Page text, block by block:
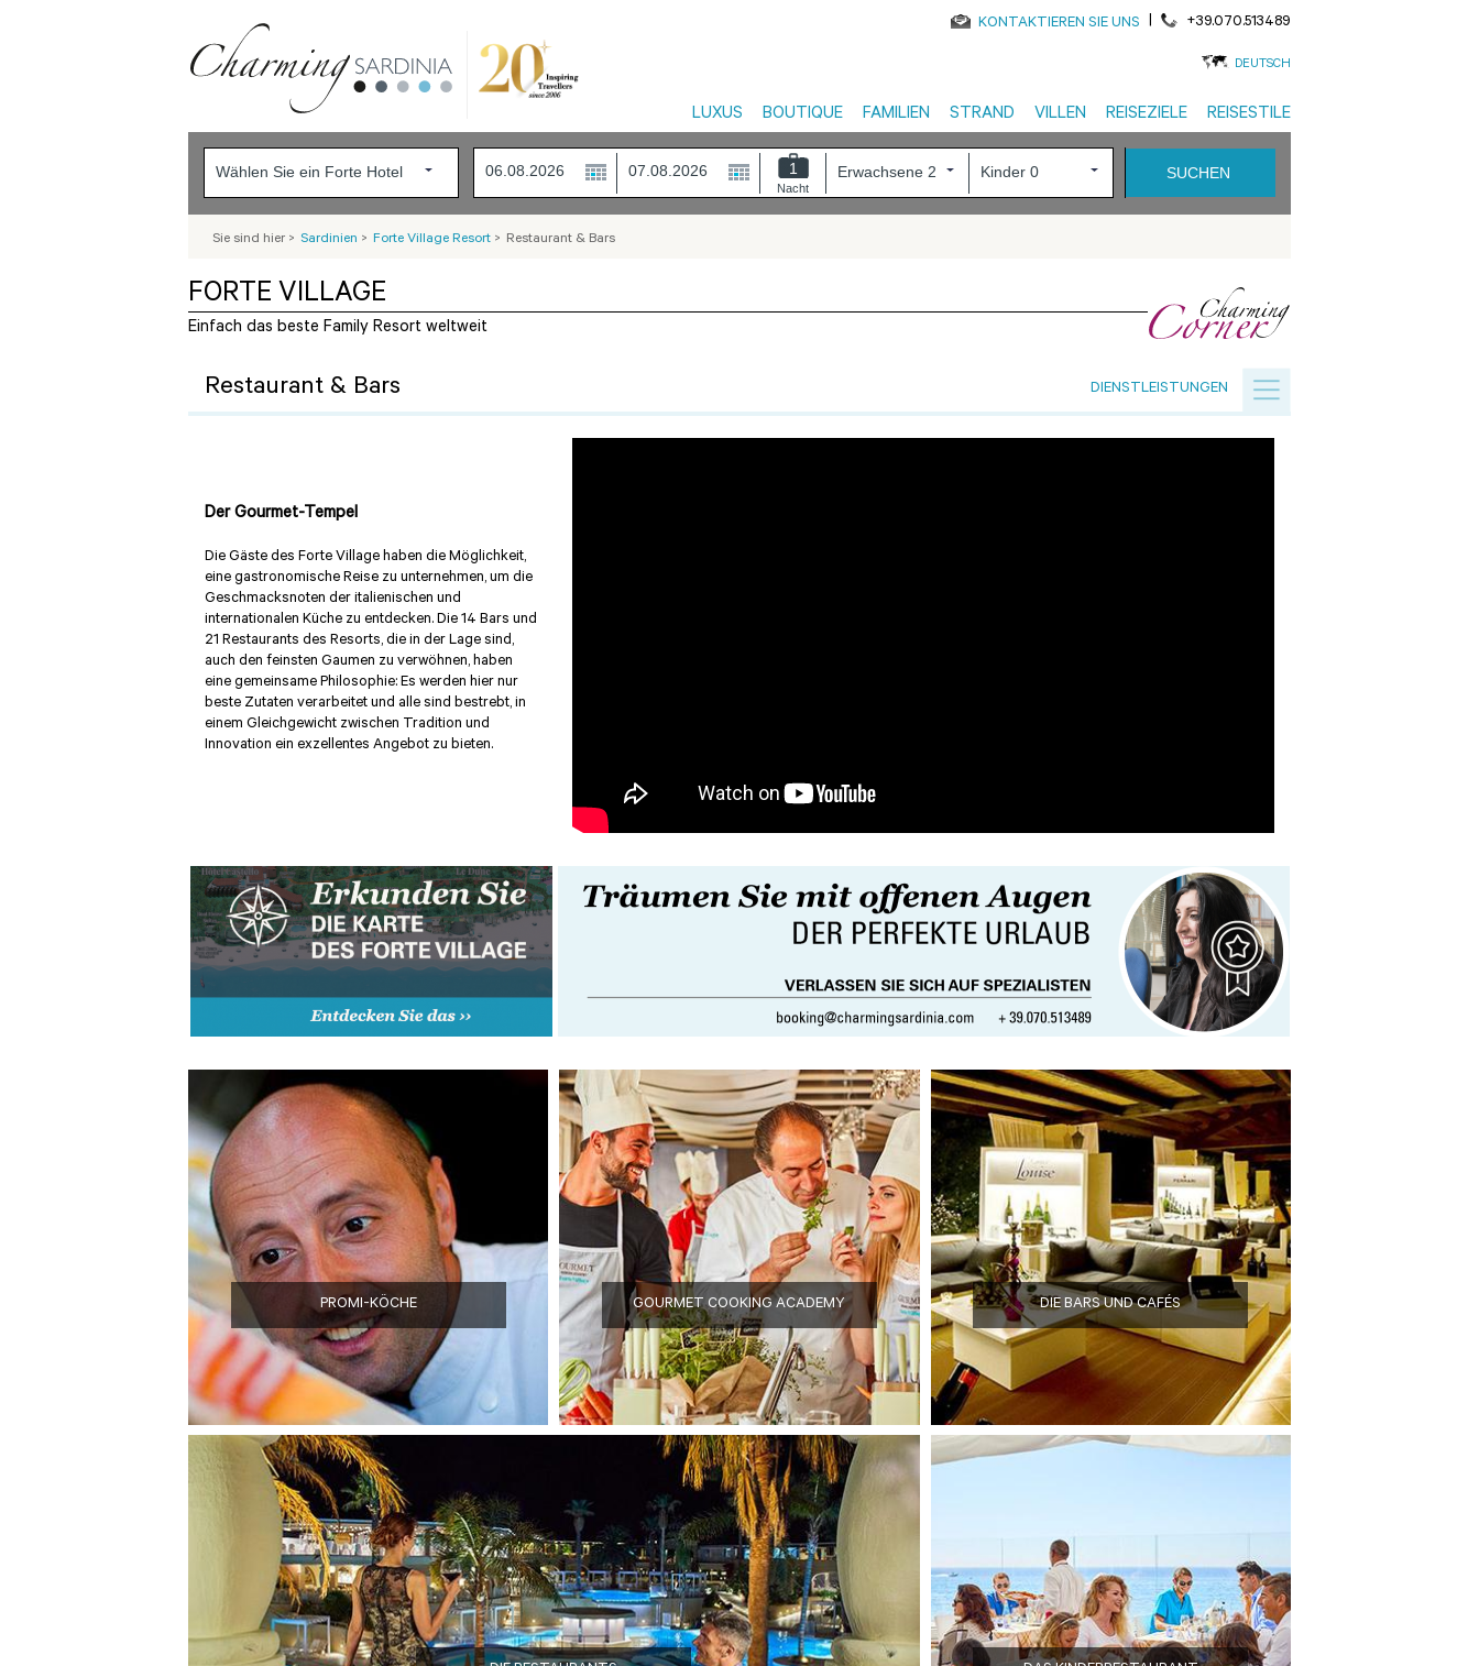
KONTAKTIEREN SIE UNS | +39.070.513489
DEUTSCH
LUXUS BOUTIQUE FAMILIEN STRAND VILLEN REISEZIELE REISESTILE
1
Nacht
Sie sind hier > Sardinien > Forte Village Resort > Restaurant & Bars
FORTE VILLAGE
Einfach das beste Family Resort weltweit
Restaurant & Bars DIENSTLEISTUNGEN
Der Gourmet-Tempel
Die Gäste des Forte Village haben die Möglichkeit,
eine gastronomische Reise zu unternehmen, um die
Geschmacksnoten der italienischen und
internationalen Küche zu entdecken. Die 14 Bars und
21 Restaurants des Resorts, die in der Lage sind,
auch den feinsten Gaumen zu verwöhnen, haben
eine gemeinsame Philosophie: Es werden hier nur
beste Zutaten verarbeitet und alle sind bestrebt, in
einem Gleichgewicht zwischen Tradition und
Innovation ein exzellentes Angebot zu bieten.
PROMI-KÖCHE GOURMET COOKING ACADEMY DIE BARS UND CAFÉS